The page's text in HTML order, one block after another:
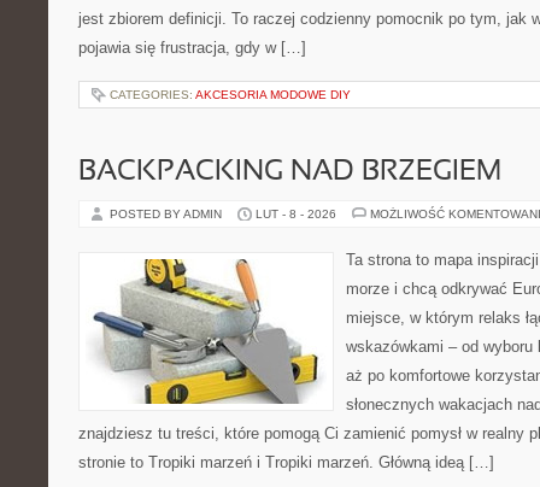
jest zbiorem definicji. To raczej codzienny pomocnik po tym, jak
pojawia się frustracja, gdy w […]
CATEGORIES: AKCESORIA MODOWE DIY
BACKPACKING NAD BRZEGIEM
POSTED BY ADMIN LUT - 8 - 2026 MOŻLIWOŚĆ
Ta strona to mapa
morze i chcą odkrywać
miejsce, w którym relaks
wskazówkami – od wyboru
aż po komfortowe
słonecznych wakacjach
znajdziesz tu treści, które pomogą Ci zamienić pomysł w realny
stronie to Tropiki marzeń i Tropiki marzeń. Główną ideą […]